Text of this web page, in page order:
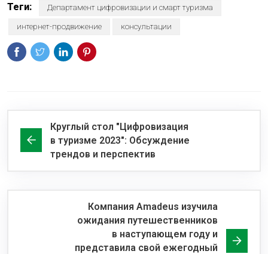
Теги: Департамент цифровизации и смарт туризма
интернет-продвижение консультации
Круглый стол "Цифровизация
в туризме 2023": Обсуждение
трендов и перспектив
Компания Amadeus изучила
ожидания путешественников
в наступающем году и
представила свой ежегодный